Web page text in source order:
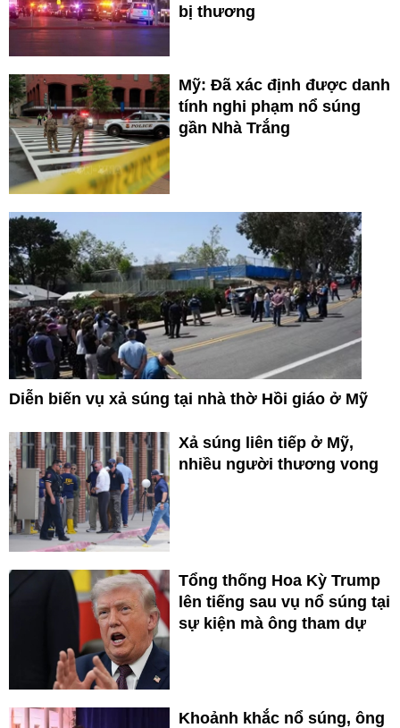
bị thương
Mỹ: Đã xác định được danh
tính nghi phạm nổ súng
gần Nhà Trắng
Diễn biến vụ xả súng tại nhà thờ Hồi giáo ở Mỹ
Xả súng liên tiếp ở Mỹ,
nhiều người thương vong
Tổng thống Hoa Kỳ Trump
lên tiếng sau vụ nổ súng tại
sự kiện mà ông tham dự
Khoảnh khắc nổ súng, ông